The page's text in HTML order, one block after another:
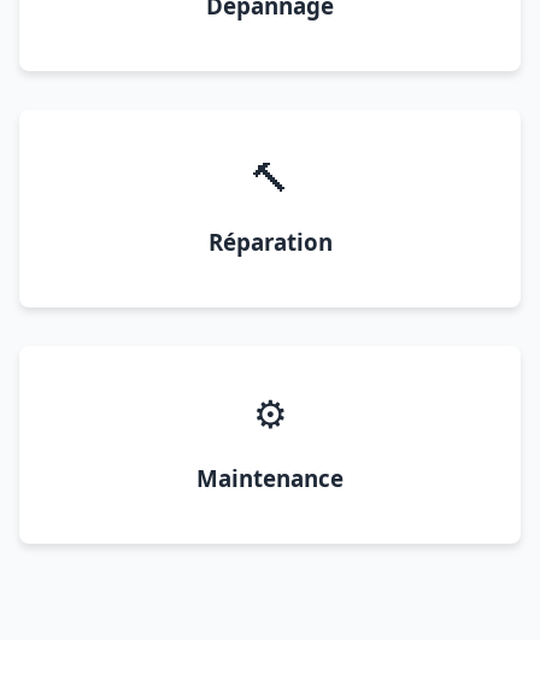
🔨
Réparation
⚙️
Maintenance